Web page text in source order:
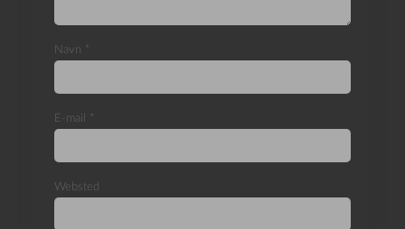
Navn *
E-mail *
Websted